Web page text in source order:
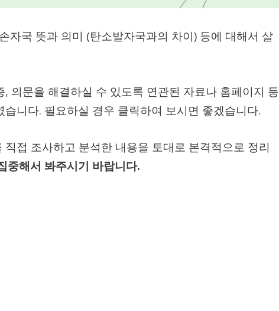
자국 뜻과 의미 (탄소발자국과의 차이) 등에 대해서 살
, 의문을 해결하실 수 있도록 연관된 자료나 홈페이지 등
니다. 필요하실 경우 클릭하여 보시면 좋겠습니다.
접 조사하고 분석한 내용을 토대로 본격적으로 정리
중해서 봐주시기 바랍니다.